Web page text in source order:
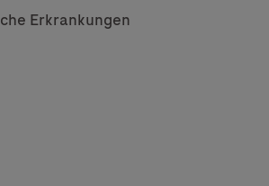
Erkrankungen